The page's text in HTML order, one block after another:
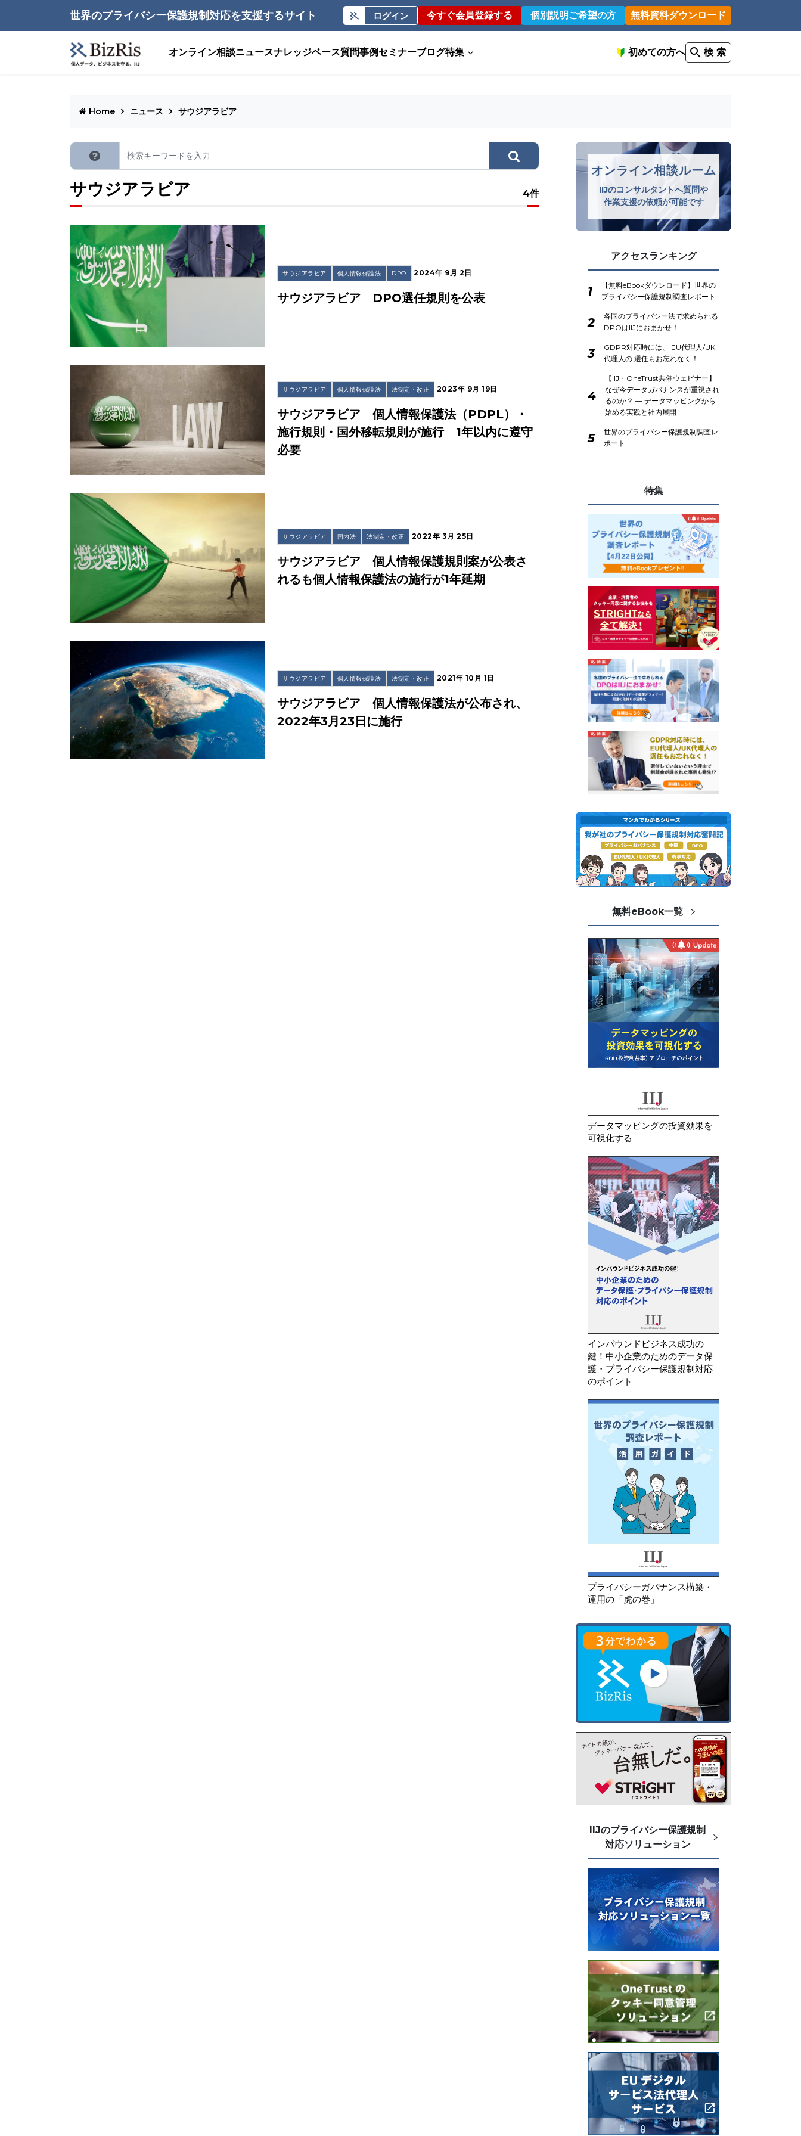
世界のプライバシー保護規制対応を支援するサイト ログイン 今すぐ会員登録する 個別説明ご希望の方 無料資料ダウンロード
オンライン相談ニュースナレッジベース質問事例 セミナーブログ特集 初めての方へ 検 索
Home ニュース サウジアラビア
サウジアラビア 4件
サウジアラビア 個人情報保護法 DPO 2024年 9月 2日
サウジアラビア DPO選任規則を公表
サウジアラビア 個人情報保護法 法制定・改正 2023年 9月 19日
サウジアラビア 個人情報保護法（PDPL）・
施行規則・国外移転規則が施行 1年以内に遵守
必要
サウジアラビア 国内法 法制定・改正 2022年 3月 25日
サウジアラビア 個人情報保護規則案が公表さ
れるも個人情報保護法の施行が1年延期
サウジアラビア 個人情報保護法 法制定・改正 2021年 10月 1日
サウジアラビア 個人情報保護法が公布され、
2022年3月23日に施行
オンライン相談ルーム
IIJのコンサルタントへ質問や
作業支援の依頼が可能です
アクセスランキング
1
【無料eBookダウンロード】世界の
プライバシー保護規制調査レポート
2
各国のプライバシー法で求められる
DPOはIIJにおまかせ！
3
GDPR対応時には、 EU代理人/UK
代理人の 選任もお忘れなく！
4
【IIJ・OneTrust共催ウェビナー】
なぜ今データガバナンスが重視され
るのか？ ― データマッピングから
始める実践と社内展開
5
世界のプライバシー保護規制調査レ
ポート
特集
無料eBook一覧
データマッピングの投資効果を
可視化する
インバウンドビジネス成功の
鍵！中小企業のためのデータ保
護・プライバシー保護規制対応
のポイント
プライバシーガバナンス構築・
運用の「虎の巻」
IIJのプライバシー保護規制
対応ソリューション